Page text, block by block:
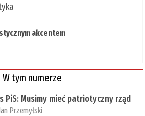
akcentem
W tym numerze
PiS: Musimy mieć patriotyczny rząd
Przemyłski